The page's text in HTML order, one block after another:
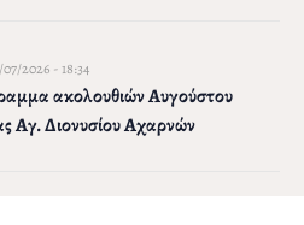
2026 - 18:34
ακολουθιών Αυγούστου
Αγ. Διονυσίου Αχαρνών